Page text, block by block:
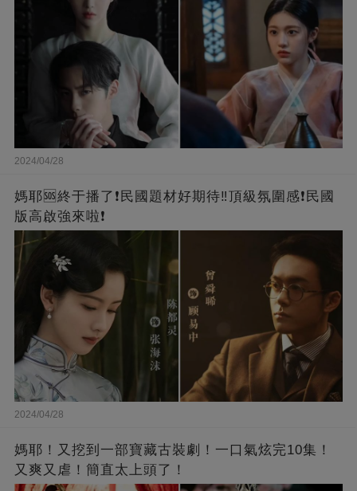
2024/04/28
媽耶🆘終于播了❗️民國題材好期待‼️頂級氛圍感❗️民國
版高啟強來啦❗
2024/04/28
媽耶！又挖到一部寶藏古裝劇！一口氣炫完10集！
又爽又虐！簡直太上頭了！